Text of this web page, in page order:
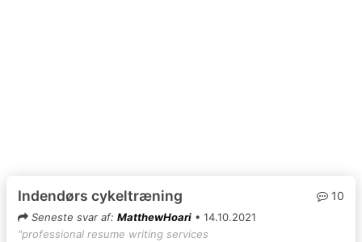
Indendørs cykeltræning 10
Seneste svar af: MatthewHoari • 14.10.2021
"professional resume writing services